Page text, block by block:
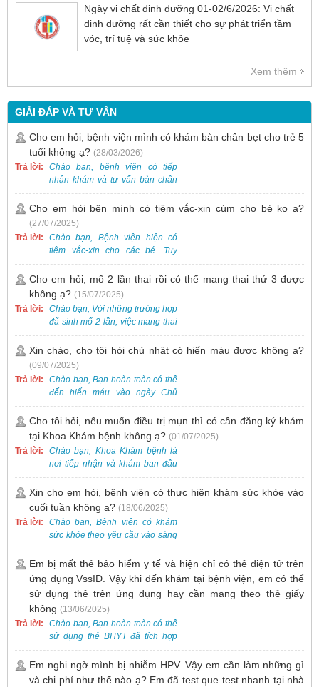
Ngày vi chất dinh dưỡng 01-02/6/2026: Vi chất
dinh dưỡng rất cần thiết cho sự phát triển tầm
vóc, trí tuệ và sức khỏe
Xem thêm
GIẢI ĐÁP VÀ TƯ VẤN
Cho em hỏi, bệnh viện mình có khám bàn chân bẹt cho trẻ 5
tuổi không ạ? (28/03/2026)
Trả lời:
Chào bạn, bệnh viện có tiếp
nhận khám và tư vấn bàn chân
bẹt cho trẻ em, bao gồm cả trẻ 5
tuổi. Bạn có thể đưa bé đến
Khoa Khám bệnh của bệnh viện
để được bác sĩ chuyên khoa
thăm khám. Ngoài ra, để thuận
tiện hơn, bạn có thể đặt lịch
0988 270 115. Nếu cần hỗ trợ
thêm, vui lòng liên hệ qua Zalo
hoặc Fanpage Bệnh viện Việt
Nam - Thụy Điển Uông Bí.
Cho em hỏi bên mình có tiêm vắc-xin cúm cho bé ko ạ?
(27/07/2025)
Trả lời:
Chào bạn, Bệnh viện hiện có
tiêm vắc-xin cho các bé. Tuy
nhiên, các loại vắc-xin thường về
theo từng đợt, không phải lúc
nào cũng có sẵn.
Cho em hỏi, mổ 2 lần thai rồi có thể mang thai thứ 3 được
không ạ? (15/07/2025)
Trả lời:
Chào bạn, Với những trường hợp
đã sinh mổ 2 lần, việc mang thai
lần 3 vẫn có thể thực hiện được.
Tại Bệnh viện, chúng tôi đã tiếp
nhận và hỗ trợ nhiều thai phụ có
nhu cầu tương tự.
Xin chào, cho tôi hỏi chủ nhật có hiến máu được không ạ?
(09/07/2025)
Trả lời:
Chào bạn, Bạn hoàn toàn có thể
đến hiến máu vào ngày Chủ
Nhật.
Cho tôi hỏi, nếu muốn điều trị mụn thì có cần đăng ký khám
tại Khoa Khám bệnh không ạ? (01/07/2025)
Trả lời:
Chào bạn, Khoa Khám bệnh là
nơi tiếp nhận và khám ban đầu
cho tất cả các trường hợp, bao
gồm cả điều trị mụn. Vì vậy, bạn
cần đăng ký khám tại Khoa
Khám bệnh trước.
Xin cho em hỏi, bệnh viện có thực hiện khám sức khỏe vào
cuối tuần không ạ? (18/06/2025)
Trả lời:
Chào bạn, Bệnh viện có khám
sức khỏe theo yêu cầu vào sáng
thứ Bảy. Nếu bạn có nhu cầu, vui
lòng đặt lịch trước để được sắp
xếp thời gian phù hợp.
Em bị mất thẻ bảo hiểm y tế và hiện chỉ có thẻ điện tử trên
ứng dụng VssID. Vậy khi đến khám tại bệnh viện, em có thể
sử dụng thẻ trên ứng dụng hay cần mang theo thẻ giấy
không (13/06/2025)
Trả lời:
Chào bạn, Bạn hoàn toàn có thể
sử dụng thẻ BHYT đã tích hợp
trên ứng dụng VssID khi đến
khám và không cần mang theo
thẻ giấy.
Em nghi ngờ mình bị nhiễm HPV. Vậy em cần làm những gì
và chi phí như thế nào ạ? Em đã test que test nhanh tại nhà